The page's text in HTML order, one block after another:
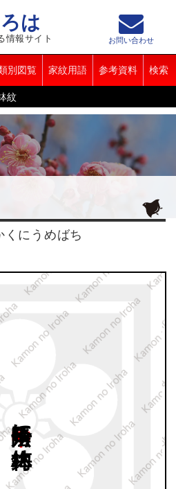
は
情報サイト
別図覧 家紋用語 参考資料 検索
お問い合わせ
紋
にうめばち
梅鉢